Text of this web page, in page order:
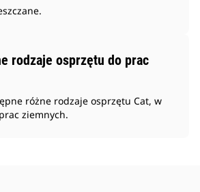
rodzaje osprzętu do prac
różne rodzaje osprzętu Cat, w
ziemnych.